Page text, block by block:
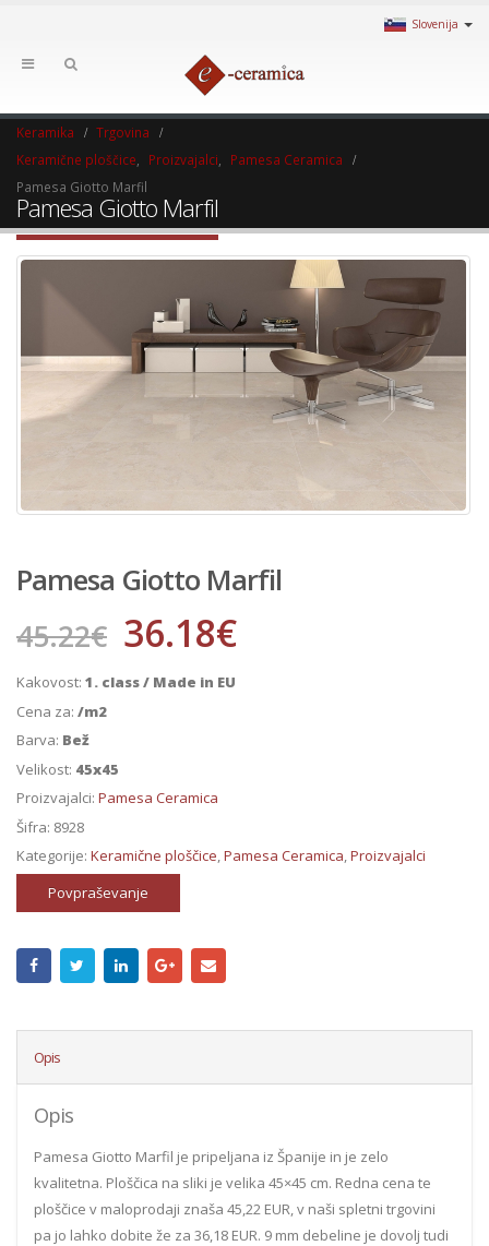
Slovenija
Keramika
Trgovina
Keramične ploščice
Proizvajalci
Pamesa Ceramica
Pamesa Giotto Marfil
Pamesa Giotto Marfil
Pamesa Giotto Marfil
45.22€ 36.18€
Kakovost: 1. class / Made in EU
Cena za: /m2
Barva: Bež
Velikost: 45x45
Proizvajalci: Pamesa Ceramica
Šifra: 8928
Kategorije: Keramične ploščice,Pamesa Ceramica,Proizvajalci
Povpraševanje
Opis
Opis
Pamesa Giotto Marfil je pripeljana iz Španije in je zelo
kvalitetna. Ploščica na sliki je velika 45×45 cm. Redna cena te
ploščice v maloprodaji znaša 45,22 EUR, v naši spletni trgovini
pa jo lahko dobite že za 36,18 EUR. 9 mm debeline je dovolj tudi